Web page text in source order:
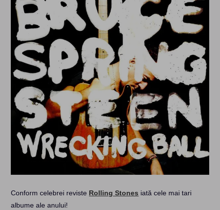
Conform celebrei reviste Rolling Stones iată cele mai tari
albume ale anului!